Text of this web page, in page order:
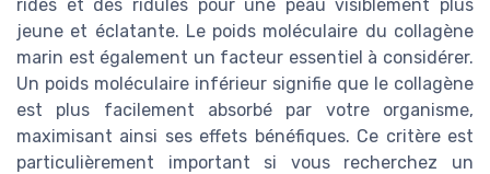
rides et des ridules pour une peau visiblement plus
jeune et éclatante. Le poids moléculaire du collagène
marin est également un facteur essentiel à considérer.
Un poids moléculaire inférieur signifie que le collagène
est plus facilement absorbé par votre organisme,
maximisant ainsi ses effets bénéfiques. Ce critère est
particulièrement important si vous recherchez un